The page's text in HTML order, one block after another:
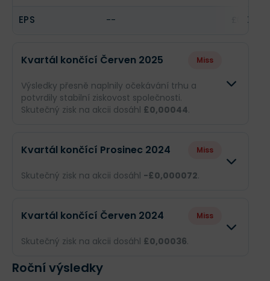
EPS --
Kvartál končící Červen 2025 Miss
Výsledky přesně naplnily očekávání trhu a
potvrdily stabilní ziskovost společnosti.
Skutečný zisk na akcii dosáhl £0,00044.
£27,15
EPS --
Kvartál končící Prosinec 2024 Miss
Skutečný zisk na akcii dosáhl -£0,000072.
£50,67 mil.
Kvartál končící Červen 2024 Miss
Skutečný zisk na akcii dosáhl £0,00036.
Roční výsledky